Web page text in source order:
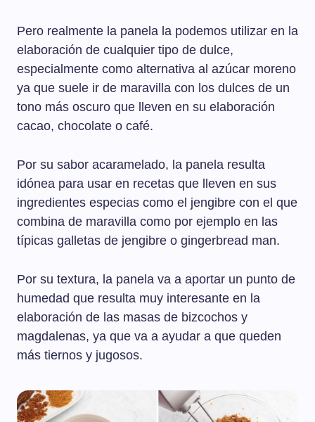
Pero realmente la panela la podemos utilizar en la
elaboración de cualquier tipo de dulce,
especialmente como alternativa al azúcar moreno
ya que suele ir de maravilla con los dulces de un
tono más oscuro que lleven en su elaboración
cacao, chocolate o café.
Por su sabor acaramelado, la panela resulta
idónea para usar en recetas que lleven en sus
ingredientes especias como el jengibre con el que
combina de maravilla como por ejemplo en las
típicas galletas de jengibre o gingerbread man.
Por su textura, la panela va a aportar un punto de
humedad que resulta muy interesante en la
elaboración de las masas de bizcochos y
magdalenas, ya que va a ayudar a que queden
más tiernos y jugosos.